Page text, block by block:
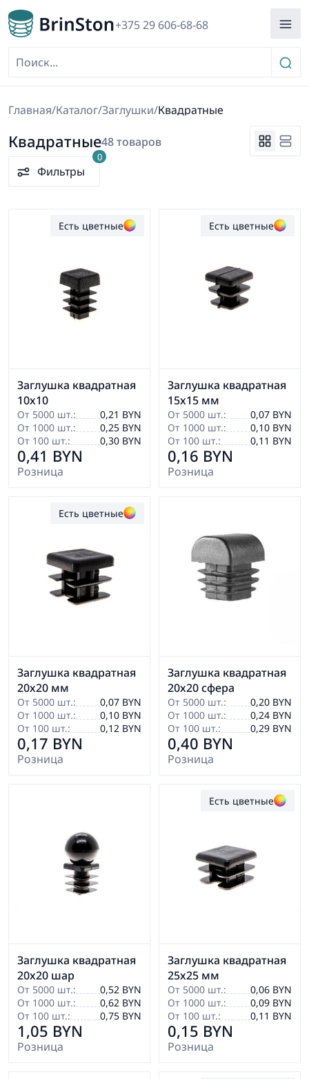
+375 29 606-68-68
Главная/Каталог/Заглушки/Квадратные
Квадратные48 товаров
Фильтры
0
Есть цветные
Заглушка квадратная
10х10
От 5000 шт.:
0,21 BYN
От 1000 шт.:
0,25 BYN
От 100 шт.:
0,30 BYN
0,41 BYN
Розница
Есть цветные
Заглушка квадратная
15х15 мм
От 5000 шт.:
0,07 BYN
От 1000 шт.:
0,10 BYN
От 100 шт.:
0,11 BYN
0,16 BYN
Розница
Есть цветные
Заглушка квадратная
20х20 мм
От 5000 шт.:
0,07 BYN
От 1000 шт.:
0,10 BYN
От 100 шт.:
0,12 BYN
0,17 BYN
Розница
Заглушка квадратная
20х20 сфера
От 5000 шт.:
0,20 BYN
От 1000 шт.:
0,24 BYN
От 100 шт.:
0,29 BYN
0,40 BYN
Розница
Заглушка квадратная
20х20 шар
От 5000 шт.:
0,52 BYN
От 1000 шт.:
0,62 BYN
От 100 шт.:
0,75 BYN
1,05 BYN
Розница
Есть цветные
Заглушка квадратная
25х25 мм
От 5000 шт.:
0,06 BYN
От 1000 шт.:
0,09 BYN
От 100 шт.:
0,11 BYN
0,15 BYN
Розница